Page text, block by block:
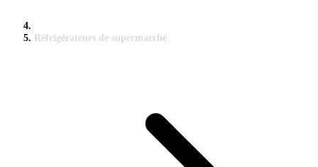
Réfrigérateurs de supermarché